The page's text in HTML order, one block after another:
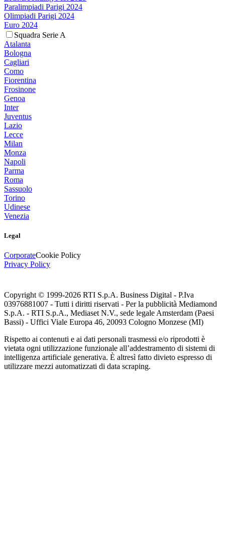
Paralimpiadi Parigi 2024
Olimpiadi Parigi 2024
Euro 2024
Squadra Serie A
Atalanta
Bologna
Cagliari
Como
Fiorentina
Frosinone
Genoa
Inter
Juventus
Lazio
Lecce
Milan
Monza
Napoli
Parma
Roma
Sassuolo
Torino
Udinese
Venezia
Legal
CorporateCookie Policy
Privacy Policy
Copyright © 1999-2026 RTI S.p.A. Business Digital - P.Iva
03976881007 - Tutti i diritti riservati - Per la pubblicità Mediamond
S.p.A. - RTI S.p.A., Mediaset N.V., sede legale Amsterdam (Paesi
Bassi) - Uffici Viale Europa 46, 20093 Cologno Monzese (MI)
Rispetto ai contenuti e ai dati personali trasmessi e/o riprodotti è
vietata ogni utilizzazione funzionale all’addestramento di sistemi di
intelligenza artificiale generativa. È altresì fatto divieto espresso di
utilizzare mezzi automatizzati di data scraping.